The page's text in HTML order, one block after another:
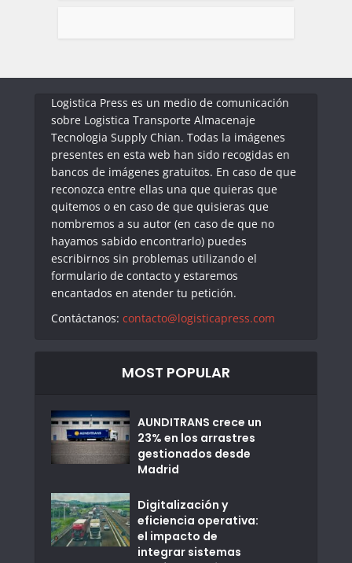
Logistica Press es un medio de comunicación
sobre Logistica Transporte Almacenaje
Tecnologia Supply Chian. Todas la imágenes
presentes en esta web han sido recogidas en
bancos de imágenes gratuitos. En caso de que
reconozca entre ellas una que quieras que
quitemos o en caso de que quisieras que
nombremos a su autor (en caso de que no
hayamos sabido encontrarlo) puedes
escribirnos sin problemas utilizando el
formulario de contacto y estaremos
encantados en atender tu petición.
Contáctanos: contacto@logisticapress.com
MOST POPULAR
AUNDITRANS crece un
23% en los arrastres
gestionados desde
Madrid
Digitalización y
eficiencia operativa:
el impacto de
integrar sistemas